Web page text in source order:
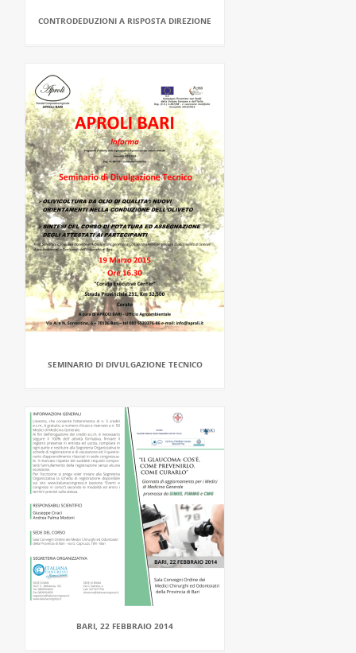
CONTRODEDUZIONI A RISPOSTA DIREZIONE
SEMINARIO DI DIVULGAZIONE TECNICO
BARI, 22 FEBBRAIO 2014